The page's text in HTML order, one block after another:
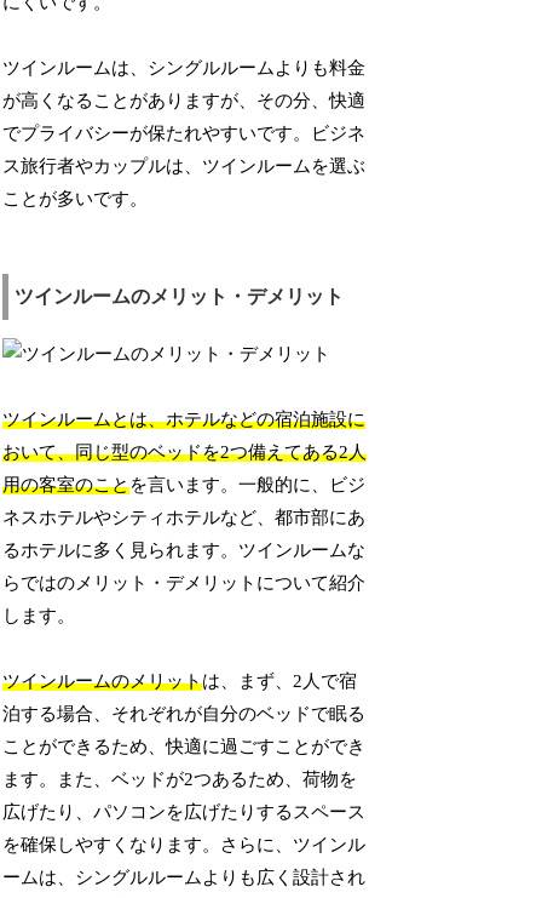
ツインルームは、シングルルームよりも料金
が高くなることがありますが、その分、快適
でプライバシーが保たれやすいです。ビジネ
ス旅行者やカップルは、ツインルームを選ぶ
ことが多いです。
ツインルームのメリット・デメリット
ツインルームとは、ホテルなどの宿泊施設に
おいて、同じ型のベッドを2つ備えてある2人
用の客室のことを言います。一般的に、ビジ
ネスホテルやシティホテルなど、都市部にあ
るホテルに多く見られます。ツインルームな
らではのメリット・デメリットについて紹介
します。
ツインルームのメリットは、まず、2人で宿
泊する場合、それぞれが自分のベッドで眠る
ことができるため、快適に過ごすことができ
ます。また、ベッドが2つあるため、荷物を
広げたり、パソコンを広げたりするスペース
を確保しやすくなります。さらに、ツインル
ームは、シングルルームよりも広く設計され